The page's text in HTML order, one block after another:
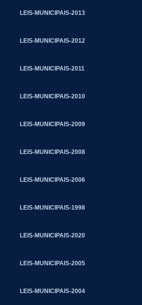
LEIS-MUNICIPAIS-2013
LEIS-MUNICIPAIS-2012
LEIS-MUNICIPAIS-2011
LEIS-MUNICIPAIS-2010
LEIS-MUNICIPAIS-2009
LEIS-MUNICIPAIS-2008
LEIS-MUNICIPAIS-2006
LEIS-MUNICIPAIS-1998
LEIS-MUNICIPAIS-2020
LEIS-MUNICIPAIS-2005
LEIS-MUNICIPAIS-2004